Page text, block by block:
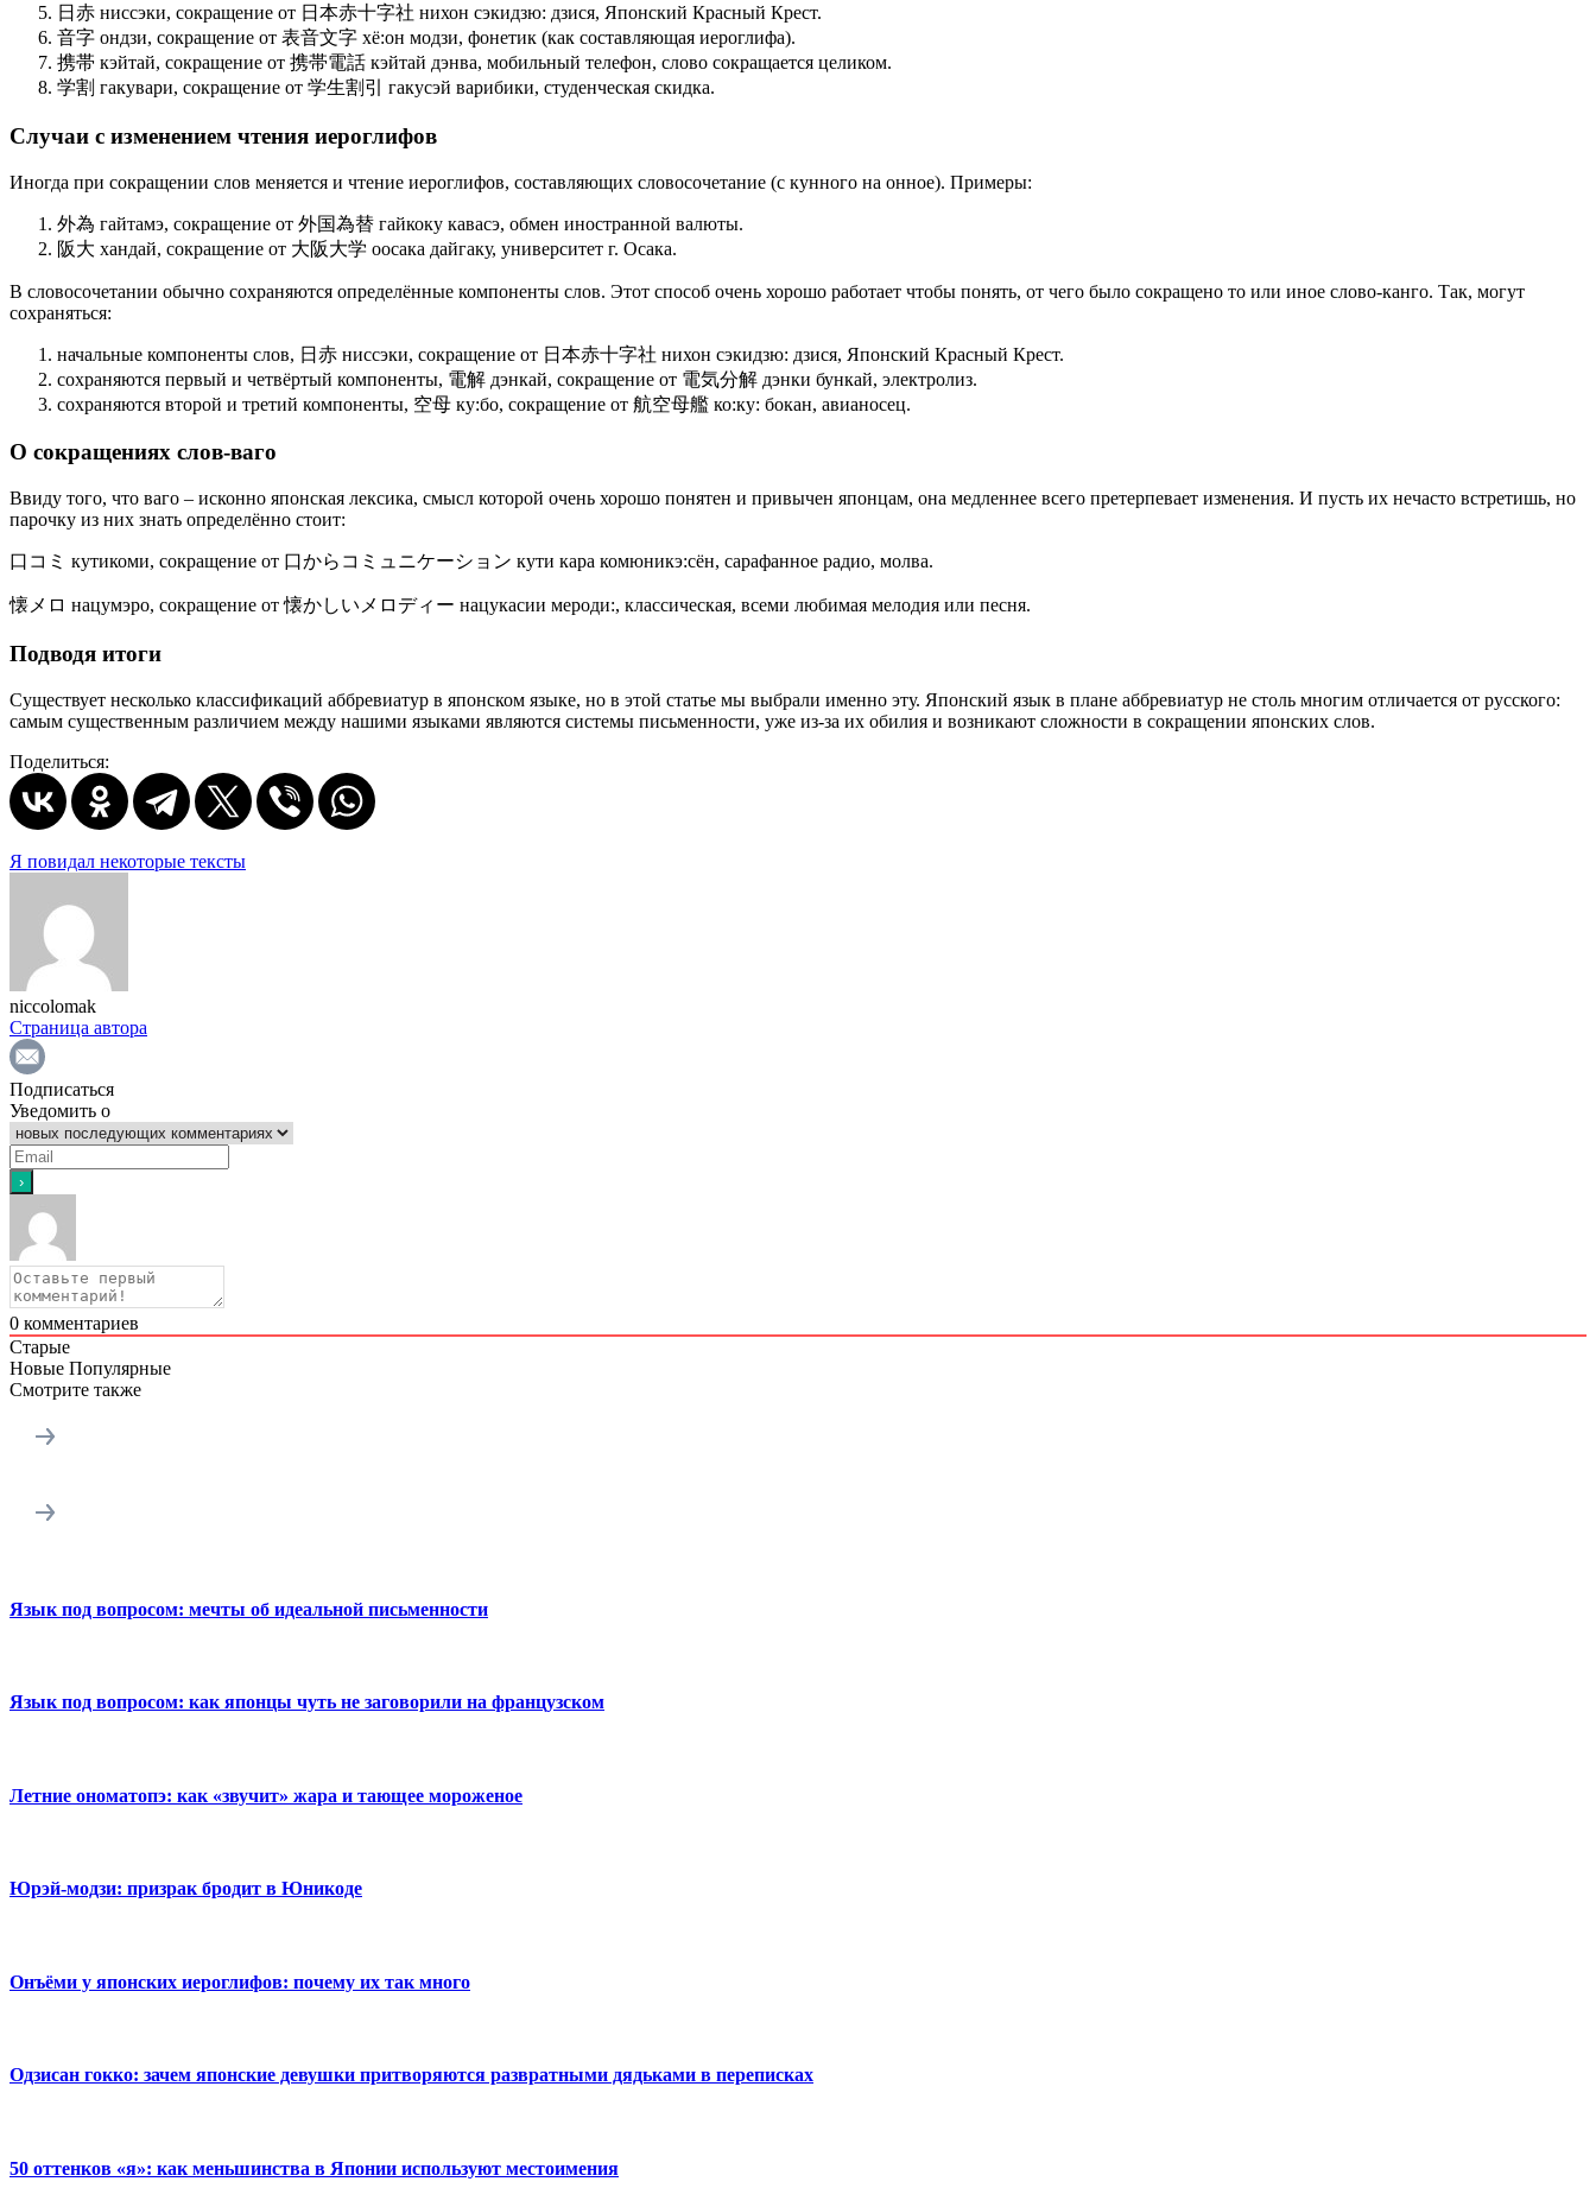
日赤 ниссэки, сокращение от 日本赤十字社 нихон сэкидзю: дзися, Японский Красный Крест.
音字 ондзи, сокращение от 表音文字 хё:он модзи, фонетик (как составляющая иероглифа).
携帯 кэйтай, сокращение от 携帯電話 кэйтай дэнва, мобильный телефон, слово сокращается целиком.
学割 гакувари, сокращение от 学生割引 гакусэй варибики, студенческая скидка.
Случаи с изменением чтения иероглифов
Иногда при сокращении слов меняется и чтение иероглифов, составляющих словосочетание (с кунного на онное). Примеры:
外為 гайтамэ, сокращение от 外国為替 гайкоку кавасэ, обмен иностранной валюты.
阪大 хандай, сокращение от 大阪大学 оосака дайгаку, университет г. Осака.
В словосочетании обычно сохраняются определённые компоненты слов. Этот способ очень хорошо работает чтобы понять, от чего было сокращено то или иное слово-канго. Так, могут
сохраняться:
начальные компоненты слов, 日赤 ниссэки, сокращение от 日本赤十字社 нихон сэкидзю: дзися, Японский Красный Крест.
сохраняются первый и четвёртый компоненты, 電解 дэнкай, сокращение от 電気分解 дэнки бункай, электролиз.
сохраняются второй и третий компоненты, 空母 ку:бо, сокращение от 航空母艦 ко:ку: бокан, авианосец.
О сокращениях слов-ваго
Ввиду того, что ваго – исконно японская лексика, смысл которой очень хорошо понятен и привычен японцам, она медленнее всего претерпевает изменения. И пусть их нечасто встретишь, но
парочку из них знать определённо стоит:
口コミ кутикоми, сокращение от 口からコミュニケーション кути кара комюникэ:сён, сарафанное радио, молва.
懐メロ нацумэро, сокращение от 懐かしいメロディー нацукасии мероди:, классическая, всеми любимая мелодия или песня.
Подводя итоги
Существует несколько классификаций аббревиатур в японском языке, но в этой статье мы выбрали именно эту. Японский язык в плане аббревиатур не столь многим отличается от русского:
самым существенным различием между нашими языками являются системы письменности, уже из-за их обилия и возникают сложности в сокращении японских слов.
Поделиться:
Я повидал некоторые тексты
niccolomak
Страница автора
Подписаться
Уведомить о
0 комментариев
Старые
Новые Популярные
Смотрите также
Язык под вопросом: мечты об идеальной письменности
Язык под вопросом: как японцы чуть не заговорили на французском
Летние ономатопэ: как «звучит» жара и тающее мороженое
Юрэй-модзи: призрак бродит в Юникоде
Онъёми у японских иероглифов: почему их так много
Одзисан гокко: зачем японские девушки притворяются развратными дядьками в переписках
50 оттенков «я»: как меньшинства в Японии используют местоимения